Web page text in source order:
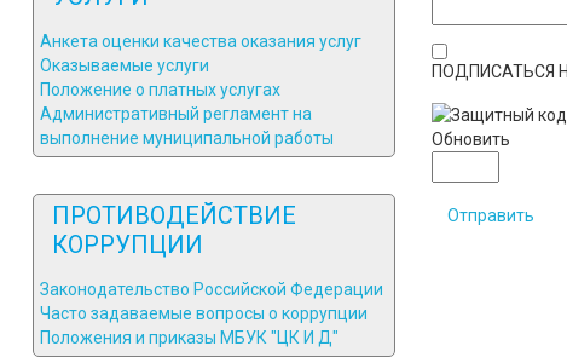
Анкета оценки качества оказания услуг
Оказываемые услуги
Положение о платных услугах
Административный регламент на
выполнение муниципальной работы
ПРОТИВОДЕЙСТВИЕ
КОРРУПЦИИ
Законодательство Российской Федерации
Часто задаваемые вопросы о коррупции
Положения и приказы МБУК "ЦК И Д"
ПОДПИСАТЬСЯ
Обновить
Отправить